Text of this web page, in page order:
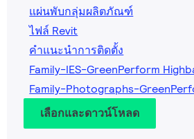
แผ่นพับกลุ่มผลิตภัณฑ์
ไฟล์ Revit
คำแนะนำการติดตั้ง
Family-IES-GreenPerform
Family-Photographs-
เลือกและดาวน์โหลด